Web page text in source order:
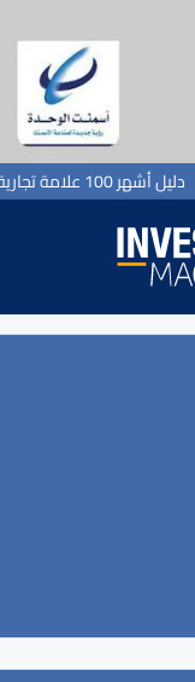
دليل أشهر 100 علامة تجارية